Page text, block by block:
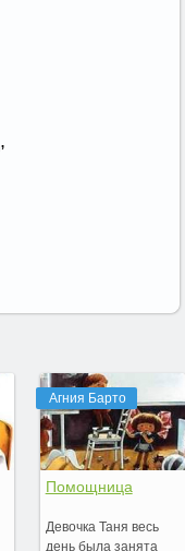
Агния Барто
Помощница
Девочка Таня весь
день была занята